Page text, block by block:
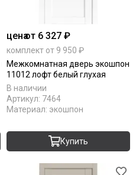
ценаот 6 327 ₽
комплект от 9 950 ₽
Межкомнатная дверь экошпон
11012 лофт белый глухая
В наличии
Артикул: 7464
Материал: экошпон
Купить